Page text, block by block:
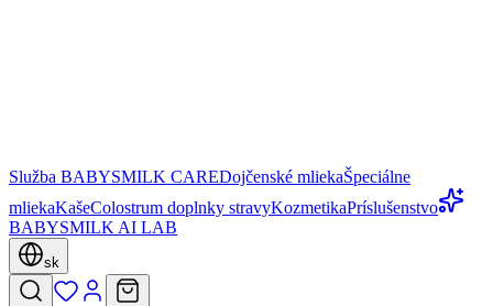
Služba BABYSMILK CAREDojčenské mliekaŠpeciálne
mliekaKašeColostrum doplnky stravyKozmetikaPríslušenstvo
BABYSMILK AI LAB
sk